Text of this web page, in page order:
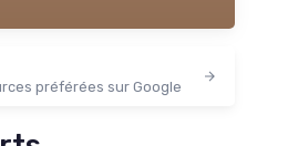
préférées sur Google